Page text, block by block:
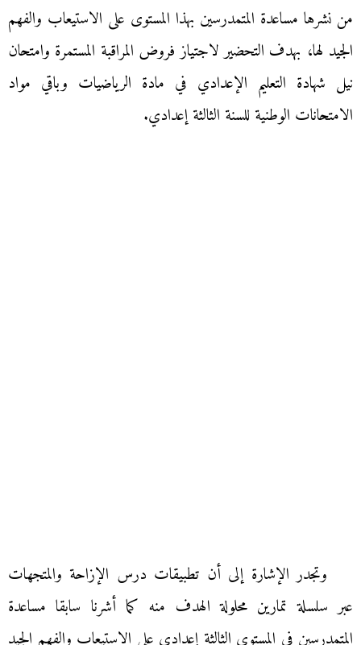
من نشرها مساعدة المتمدرسين بهذا المستوى على الاستيعاب والفهم
الجيد لها، بهدف التحضير لاجتياز فروض المراقبة المستمرة وامتحان
نيل شهادة التعليم الإعدادي في مادة الرياضيات وباقي مواد
الامتحانات الوطنية للسنة الثالثة إعدادي.
وتجدر الإشارة إلى أن تطبيقات درس الإزاحة والمتجهات
عبر سلسلة تمارين محلولة الهدف منه كما أشرنا سابقا مساعدة